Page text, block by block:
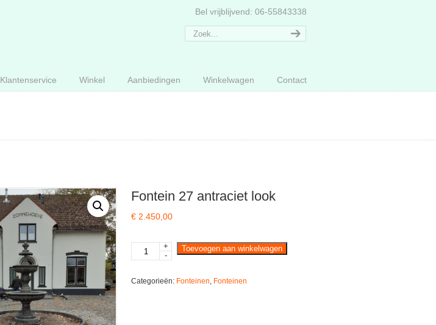
Bel vrijblijvend: 06-55843338
Klantenservice Winkel Aanbiedingen Winkelwagen Contact
Fontein 27 antraciet look
€ 2.450,00
Fontein
27
look
+
-
Toevoegen aan winkelwagen
Categorieën: Fonteinen, Fonteinen